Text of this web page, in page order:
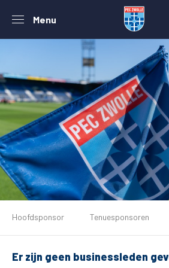
Menu
Tickets
Matchdays
Hoofdsponsor Tenuesponsoren
Er zijn geen businessleden